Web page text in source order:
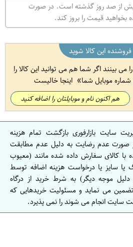
بیش از صد روز گذشته است. در صورت
بخواهید قیمت را بروز کند.
این کالا شوید
می بینند اگر شما هم می توانید این کالا را
شماره موبایل شما اینجا خالیست
هم اکنون نام و موبایلتان را اضافه کنید
سایت بازارفوری بازگشت تمام هزینه
صورت عدم رضایت به دلیل عدم مطابقت
با کالای سفارش داده شده مانند (معیوب
یا سایز یا درخواست هزینه اضافه توسط
موجه دیگر) به شرط خرید از درگاه
می نماید و مسئولیت خریدهایی که
سایت انجام می شوند را نمی پذیرد.